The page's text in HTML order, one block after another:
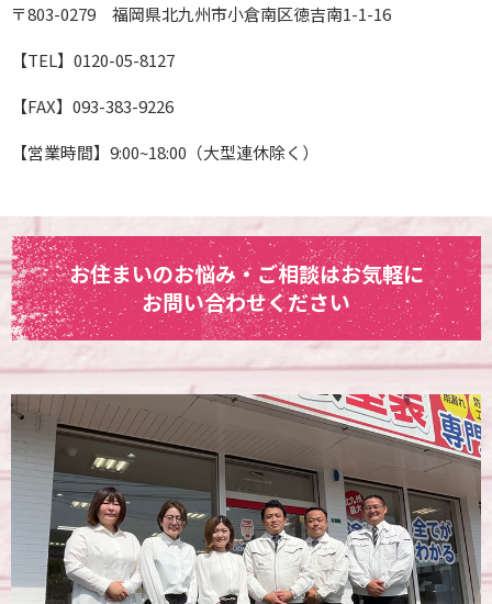
〒803-0279 福岡県北九州市小倉南区徳吉南1-1-16
【TEL】0120-05-8127
【FAX】093-383-9226
【営業時間】9:00~18:00（大型連休除く）
お住まいのお悩み・ご相談はお気軽に
お問い合わせください